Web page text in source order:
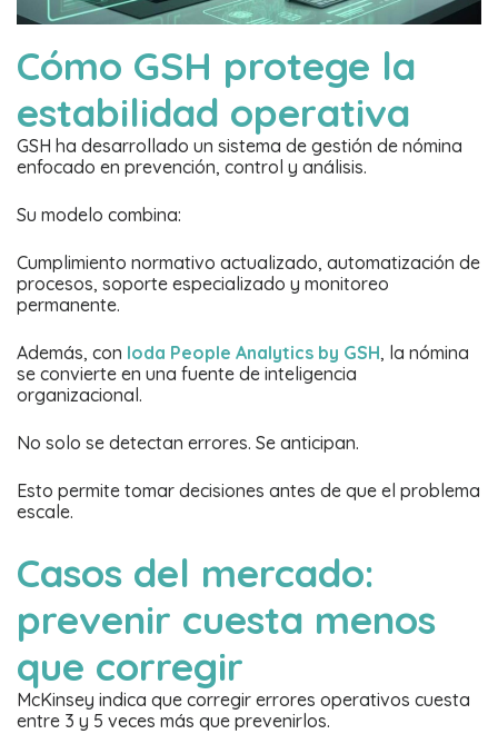
Cómo GSH protege la
estabilidad operativa
GSH ha desarrollado un sistema de gestión de nómina
enfocado en prevención, control y análisis.
Su modelo combina:
Cumplimiento normativo actualizado, automatización de
procesos, soporte especializado y monitoreo
permanente.
Además, con Ioda People Analytics by GSH, la nómina
se convierte en una fuente de inteligencia
organizacional.
No solo se detectan errores. Se anticipan.
Esto permite tomar decisiones antes de que el problema
escale.
Casos del mercado:
prevenir cuesta menos
que corregir
McKinsey indica que corregir errores operativos cuesta
entre 3 y 5 veces más que prevenirlos.